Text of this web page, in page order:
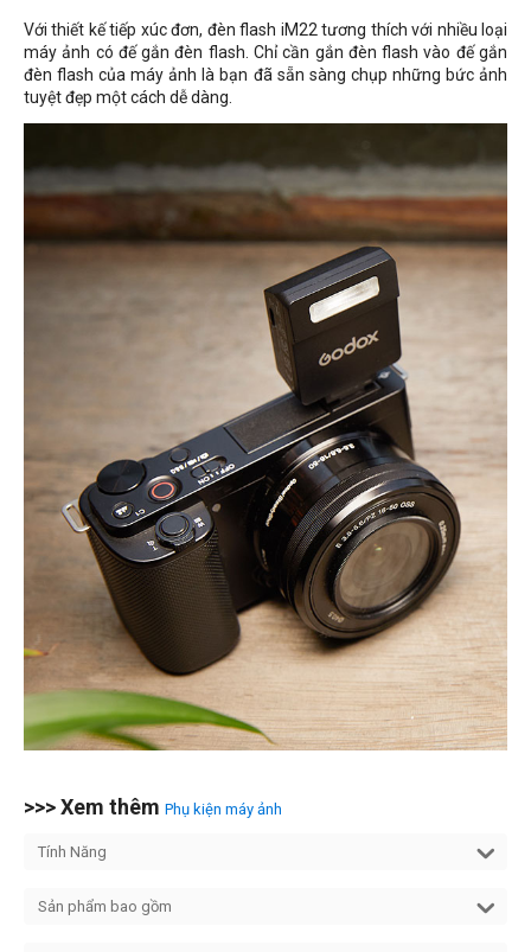
Với thiết kế tiếp xúc đơn, đèn flash iM22 tương thích với nhiều loại
máy ảnh có đế gắn đèn flash. Chỉ cần gắn đèn flash vào đế gắn
đèn flash của máy ảnh là bạn đã sẵn sàng chụp những bức ảnh
tuyệt đẹp một cách dễ dàng.
>>> Xem thêm Phụ kiện máy ảnh
Tính Năng
Sản phẩm bao gồm